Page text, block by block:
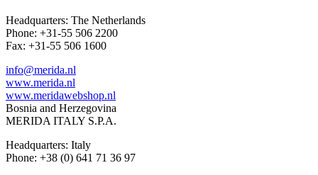
Headquarters: The Netherlands
Phone: +31-55 506 2200
Fax: +31-55 506 1600
info@merida.nl
www.merida.nl
www.meridawebshop.nl
Bosnia and Herzegovina
MERIDA ITALY S.P.A.
Headquarters: Italy
Phone: +38 (0) 641 71 36 97